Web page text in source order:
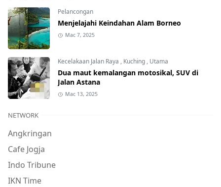
Pelancongan
Menjelajahi Keindahan Alam Borneo
Mac 7, 2025
Kecelakaan Jalan Raya , Kuching, Utama
Dua maut kemalangan motosikal, SUV di
Jalan Astana
Mac 13, 2025
NETWORK
Angkringan
Cafe Jogja
Indo Tribune
IKN Time